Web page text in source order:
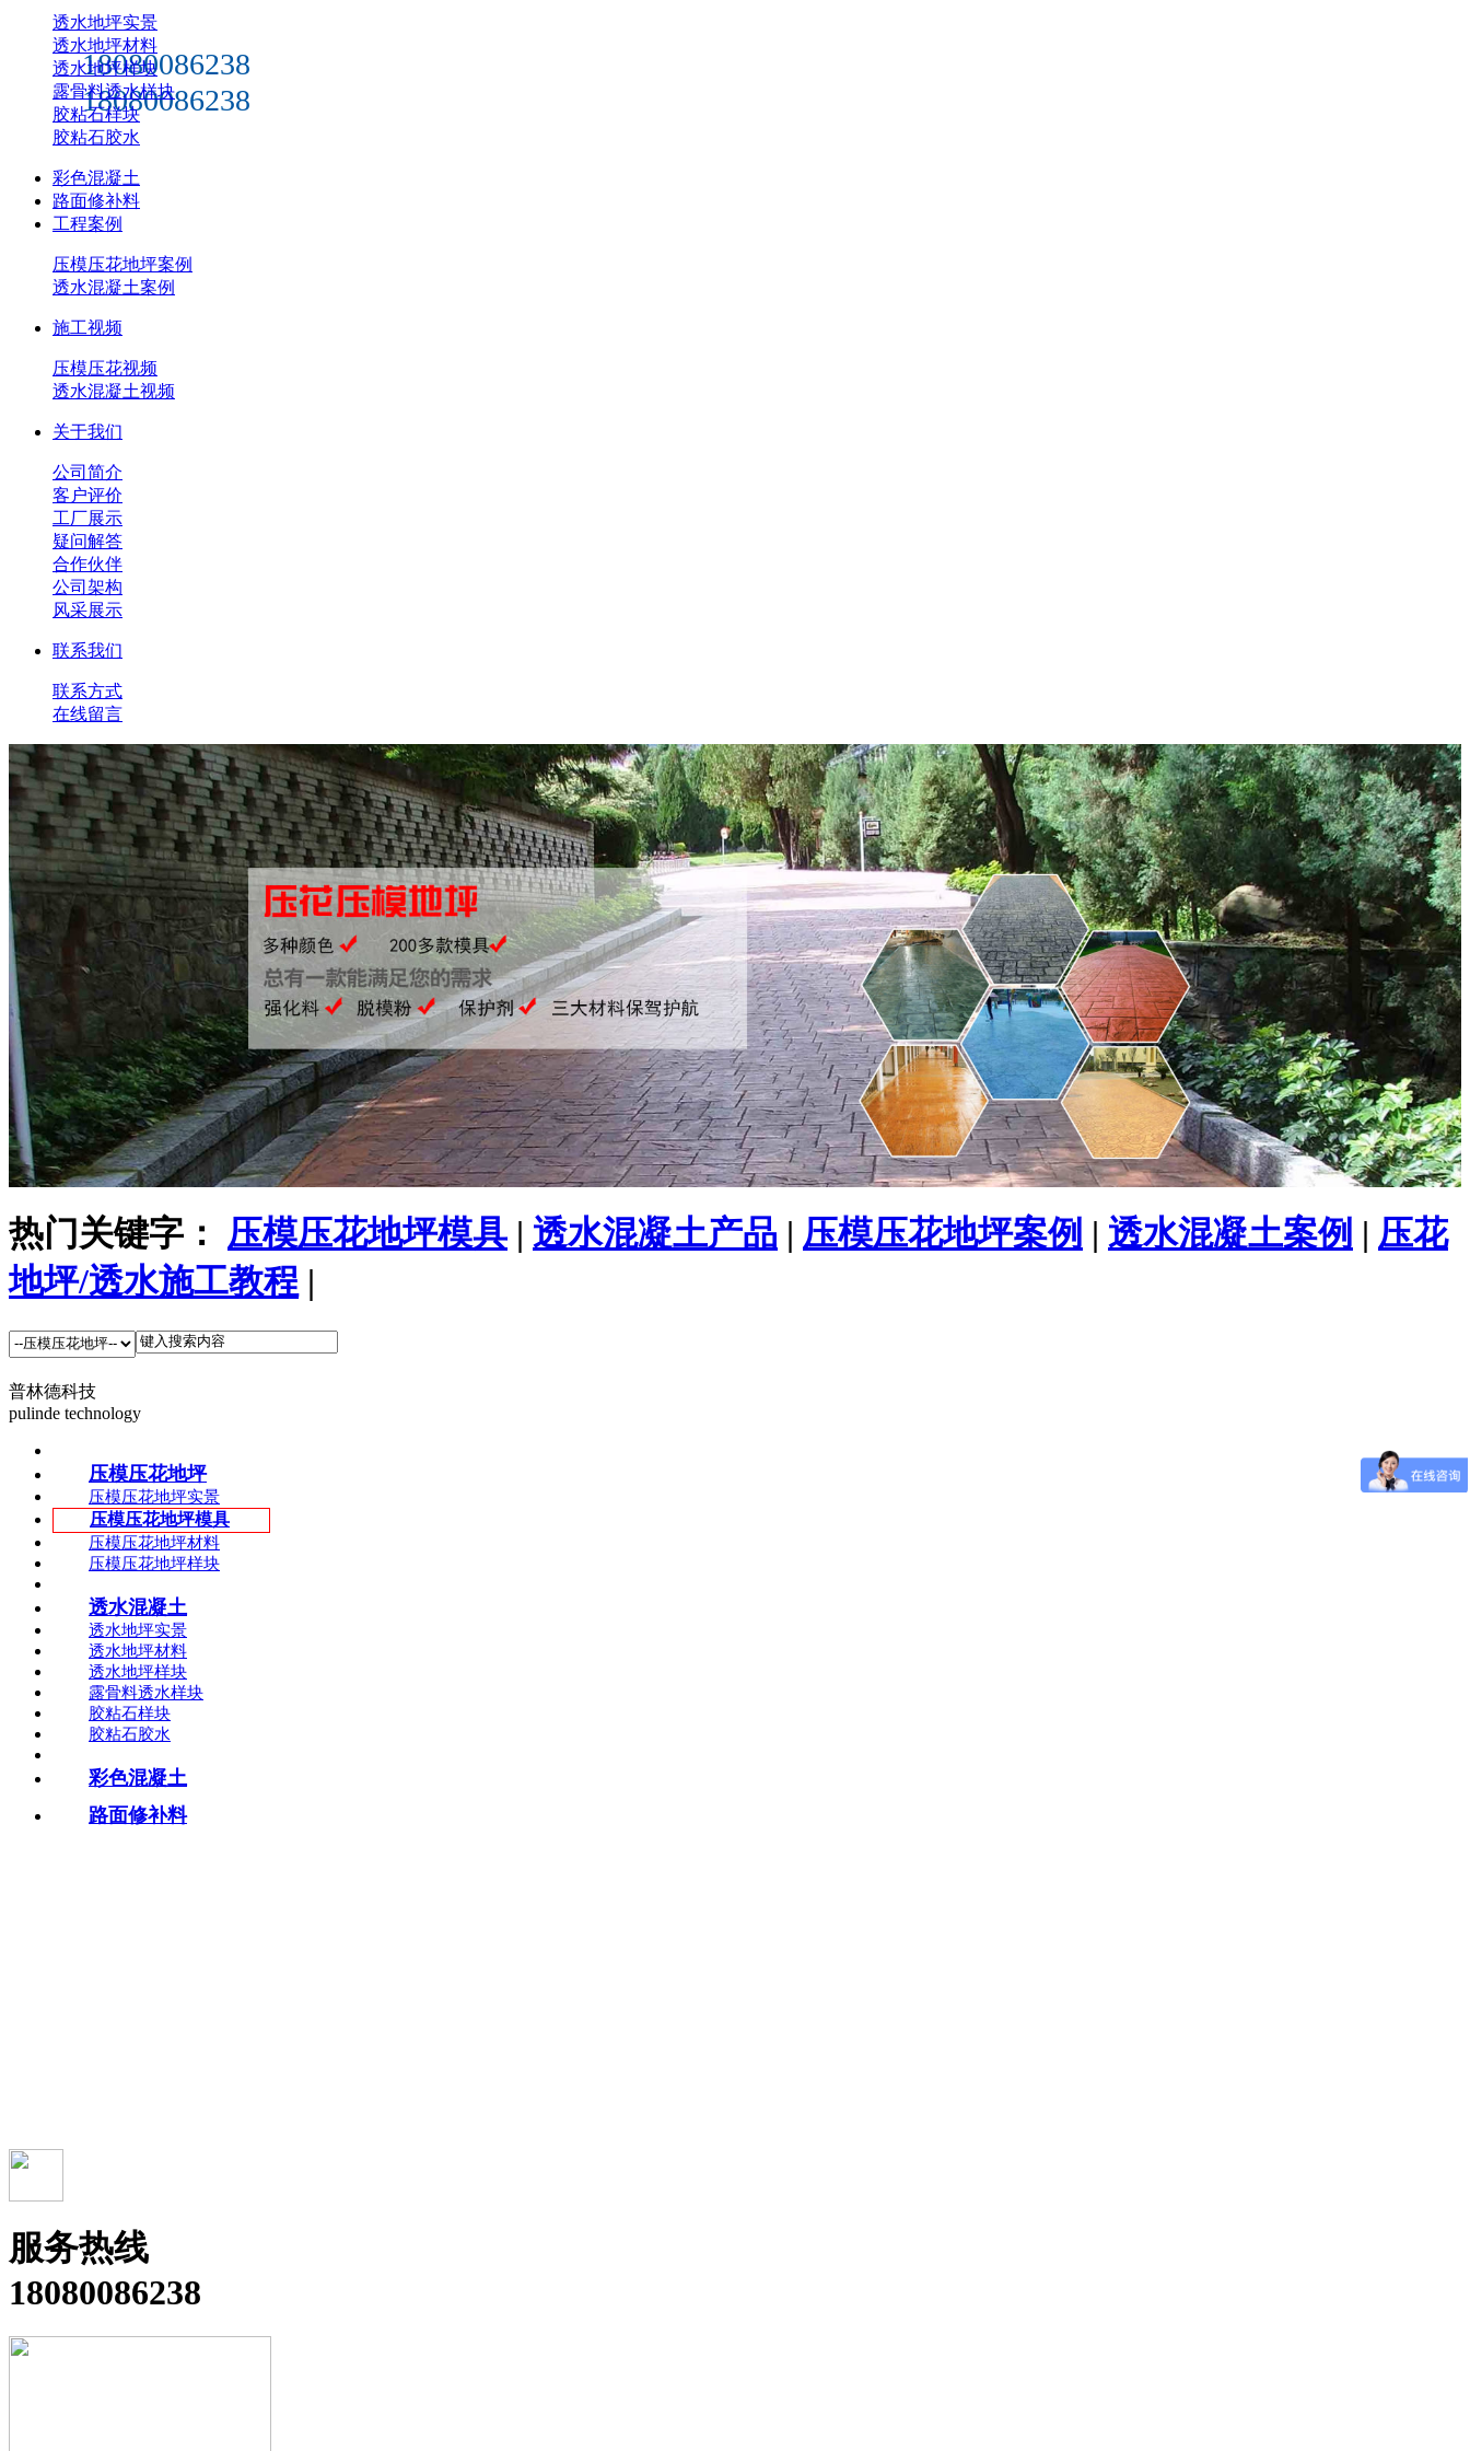
18080086238
18080086238
透水地坪实景
透水地坪材料
透水地坪样块
露骨料透水样块
胶粘石样块
胶粘石胶水
彩色混凝土
路面修补料
工程案例
压模压花地坪案例
透水混凝土案例
施工视频
压模压花视频
透水混凝土视频
关于我们
公司简介
客户评价
工厂展示
疑问解答
合作伙伴
公司架构
风采展示
联系我们
联系方式
在线留言
热门关键字： 压模压花地坪模具 | 透水混凝土产品 | 压模压花地坪案例 | 透水混凝土案例 | 压花
地坪/透水施工教程 |
普林德科技
pulinde technology
压模压花地坪
压模压花地坪实景
压模压花地坪模具
压模压花地坪材料
压模压花地坪样块
透水混凝土
透水地坪实景
透水地坪材料
透水地坪样块
露骨料透水样块
胶粘石样块
胶粘石胶水
彩色混凝土
路面修补料
服务热线
18080086238